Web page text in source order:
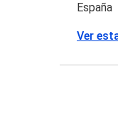
España
Ver